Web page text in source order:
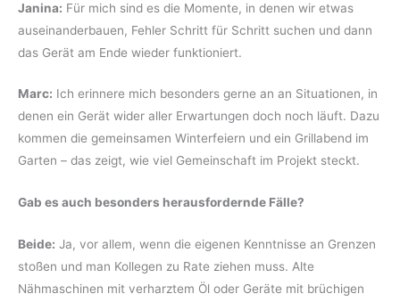
Janina: Für mich sind es die Momente, in denen wir etwas
auseinanderbauen, Fehler Schritt für Schritt suchen und dann
das Gerät am Ende wieder funktioniert.
Marc: Ich erinnere mich besonders gerne an an Situationen, in
denen ein Gerät wider aller Erwartungen doch noch läuft. Dazu
kommen die gemeinsamen Winterfeiern und ein Grillabend im
Garten – das zeigt, wie viel Gemeinschaft im Projekt steckt.
Gab es auch besonders herausfordernde Fälle?
Beide: Ja, vor allem, wenn die eigenen Kenntnisse an Grenzen
stoßen und man Kollegen zu Rate ziehen muss. Alte
Nähmaschinen mit verharztem Öl oder Geräte mit brüchigen